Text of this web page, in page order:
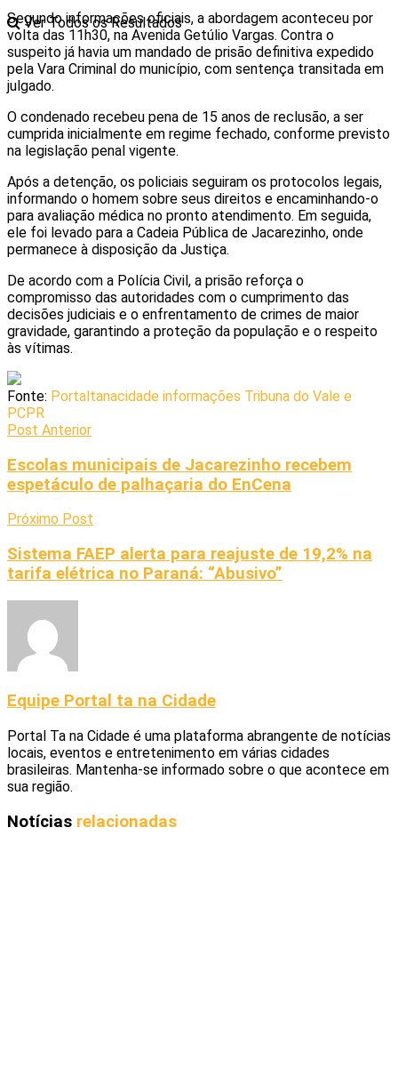
Ver Todos os Resultados
Segundo informações oficiais, a abordagem aconteceu por
volta das 11h30, na Avenida Getúlio Vargas. Contra o
suspeito já havia um mandado de prisão definitiva expedido
pela Vara Criminal do município, com sentença transitada em
julgado.
O condenado recebeu pena de 15 anos de reclusão, a ser
cumprida inicialmente em regime fechado, conforme previsto
na legislação penal vigente.
Após a detenção, os policiais seguiram os protocolos legais,
informando o homem sobre seus direitos e encaminhando-o
para avaliação médica no pronto atendimento. Em seguida,
ele foi levado para a Cadeia Pública de Jacarezinho, onde
permanece à disposição da Justiça.
De acordo com a Polícia Civil, a prisão reforça o
compromisso das autoridades com o cumprimento das
decisões judiciais e o enfrentamento de crimes de maior
gravidade, garantindo a proteção da população e o respeito
às vítimas.
Fonte: Portaltanacidade informações Tribuna do Vale e
PCPR
Post Anterior
Escolas municipais de Jacarezinho recebem
espetáculo de palhaçaria do EnCena
Próximo Post
Sistema FAEP alerta para reajuste de 19,2% na
tarifa elétrica no Paraná: “Abusivo”
Equipe Portal ta na Cidade
Portal Ta na Cidade é uma plataforma abrangente de notícias
locais, eventos e entretenimento em várias cidades
brasileiras. Mantenha-se informado sobre o que acontece em
sua região.
Notícias relacionadas